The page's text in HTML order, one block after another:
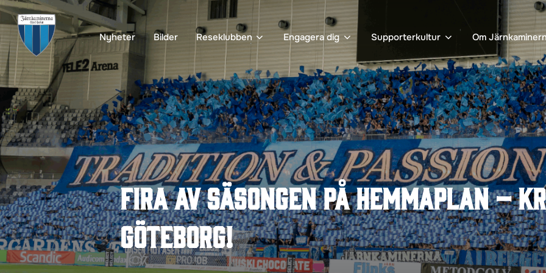
Hoppa
till
innehåll
Nyheter Bilder Reseklubben Engagera dig Supporterkultur Om
Fira av säsongen på hemmaplan –
Göteborg!